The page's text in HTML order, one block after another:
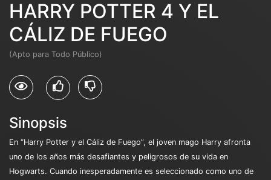
HARRY POTTER 4 Y EL
CÁLIZ DE FUEGO
(Apto para Todo Público)
Sinopsis
En “Harry Potter y el Cáliz de Fuego”, el joven mago Harry afronta
uno de los años más desafiantes y peligrosos de su vida en
Hogwarts. Cuando inesperadamente es seleccionado como uno de